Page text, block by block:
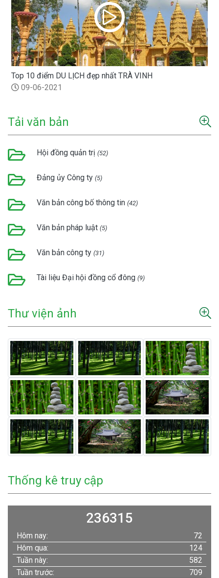
Top 10 điểm DU LỊCH đẹp nhất TRÀ VINH
09-06-2021
Tải văn bản
Hội đồng quản trị(52)
Đảng ủy Công ty(5)
Văn bản công bố thông tin(42)
Văn bản pháp luật(5)
Văn bản công ty(31)
Tài liệu Đại hội đồng cổ đông(9)
Thư viện ảnh
Thống kê truy cập
236315
Hôm nay:
72
Hôm qua:
124
Tuần này:
582
Tuần trước:
709